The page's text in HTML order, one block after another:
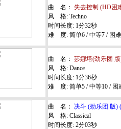
曲 名： 失去控制 (HD困
风 格: Techno
时间长度: 1分32秒
难 度: 简单6 / 中等7 / 困
曲 名： 莎娜塔(劲乐团
风 格: Dance
时间长度: 1分36秒
难 度: 简单5 / 中等10 / 困
曲 名： 决斗 (劲乐团 版)
风 格: Classical
时间长度: 2分03秒